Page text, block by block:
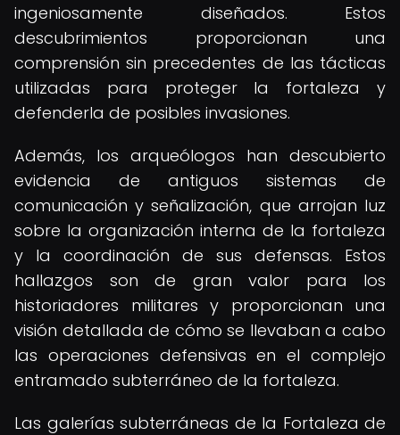
ingeniosamente diseñados. Estos
descubrimientos proporcionan una
comprensión sin precedentes de las tácticas
utilizadas para proteger la fortaleza y
defenderla de posibles invasiones.
Además, los arqueólogos han descubierto
evidencia de antiguos sistemas de
comunicación y señalización, que arrojan luz
sobre la organización interna de la fortaleza
y la coordinación de sus defensas. Estos
hallazgos son de gran valor para los
historiadores militares y proporcionan una
visión detallada de cómo se llevaban a cabo
las operaciones defensivas en el complejo
entramado subterráneo de la fortaleza.
Las galerías subterráneas de la Fortaleza de